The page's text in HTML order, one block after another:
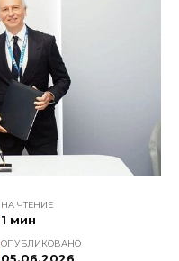
НА ЧТЕНИЕ
1 мин
ОПУБЛИКОВАНО